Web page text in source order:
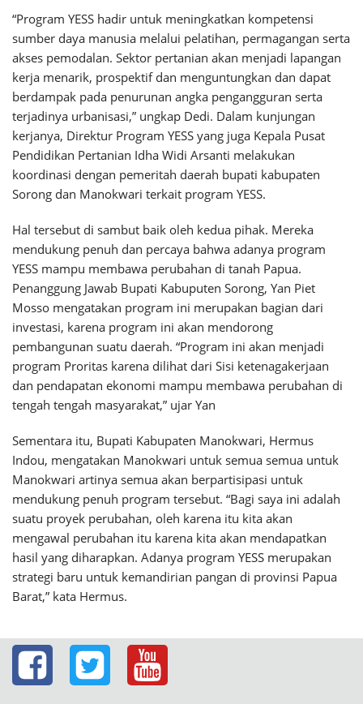
“Program YESS hadir untuk meningkatkan kompetensi
sumber daya manusia melalui pelatihan, permagangan serta
akses pemodalan. Sektor pertanian akan menjadi lapangan
kerja menarik, prospektif dan menguntungkan dan dapat
berdampak pada penurunan angka pengangguran serta
terjadinya urbanisasi,” ungkap Dedi. Dalam kunjungan
kerjanya, Direktur Program YESS yang juga Kepala Pusat
Pendidikan Pertanian Idha Widi Arsanti melakukan
koordinasi dengan pemeritah daerah bupati kabupaten
Sorong dan Manokwari terkait program YESS.
Hal tersebut di sambut baik oleh kedua pihak. Mereka
mendukung penuh dan percaya bahwa adanya program
YESS mampu membawa perubahan di tanah Papua.
Penanggung Jawab Bupati Kabuputen Sorong, Yan Piet
Mosso mengatakan program ini merupakan bagian dari
investasi, karena program ini akan mendorong
pembangunan suatu daerah. “Program ini akan menjadi
program Proritas karena dilihat dari Sisi ketenagakerjaan
dan pendapatan ekonomi mampu membawa perubahan di
tengah tengah masyarakat,” ujar Yan
Sementara itu, Bupati Kabupaten Manokwari, Hermus
Indou, mengatakan Manokwari untuk semua semua untuk
Manokwari artinya semua akan berpartisipasi untuk
mendukung penuh program tersebut. “Bagi saya ini adalah
suatu proyek perubahan, oleh karena itu kita akan
mengawal perubahan itu karena kita akan mendapatkan
hasil yang diharapkan. Adanya program YESS merupakan
strategi baru untuk kemandirian pangan di provinsi Papua
Barat,” kata Hermus.